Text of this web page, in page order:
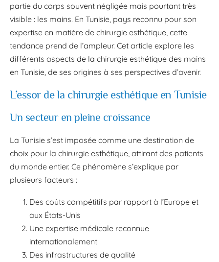
partie du corps souvent négligée mais pourtant très
visible : les mains. En Tunisie, pays reconnu pour son
expertise en matière de chirurgie esthétique, cette
tendance prend de l’ampleur. Cet article explore les
différents aspects de la chirurgie esthétique des mains
en Tunisie, de ses origines à ses perspectives d’avenir.
L’essor de la chirurgie esthétique en Tunisie
Un secteur en pleine croissance
La Tunisie s’est imposée comme une destination de
choix pour la chirurgie esthétique, attirant des patients
du monde entier. Ce phénomène s’explique par
plusieurs facteurs :
Des coûts compétitifs par rapport à l’Europe et
aux États-Unis
Une expertise médicale reconnue
internationalement
Des infrastructures de qualité